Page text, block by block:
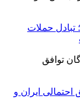
تبادل حملات
احتمالی ایران و